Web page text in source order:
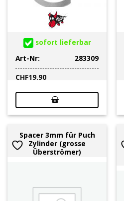
sofort lieferbar
Art-Nr:
283309
CHF19.90
Spacer 3mm für Puch
Zylinder (grosse
Überströmer)